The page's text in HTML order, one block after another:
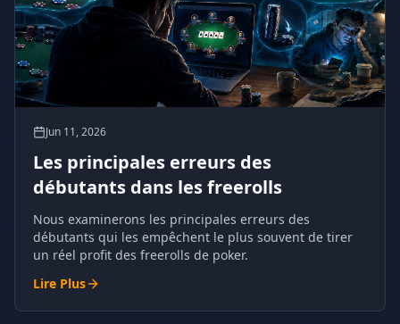
Jun 11, 2026
Les principales erreurs des
débutants dans les freerolls
Nous examinerons les principales erreurs des
débutants qui les empêchent le plus souvent de tirer
un réel profit des freerolls de poker.
Lire Plus